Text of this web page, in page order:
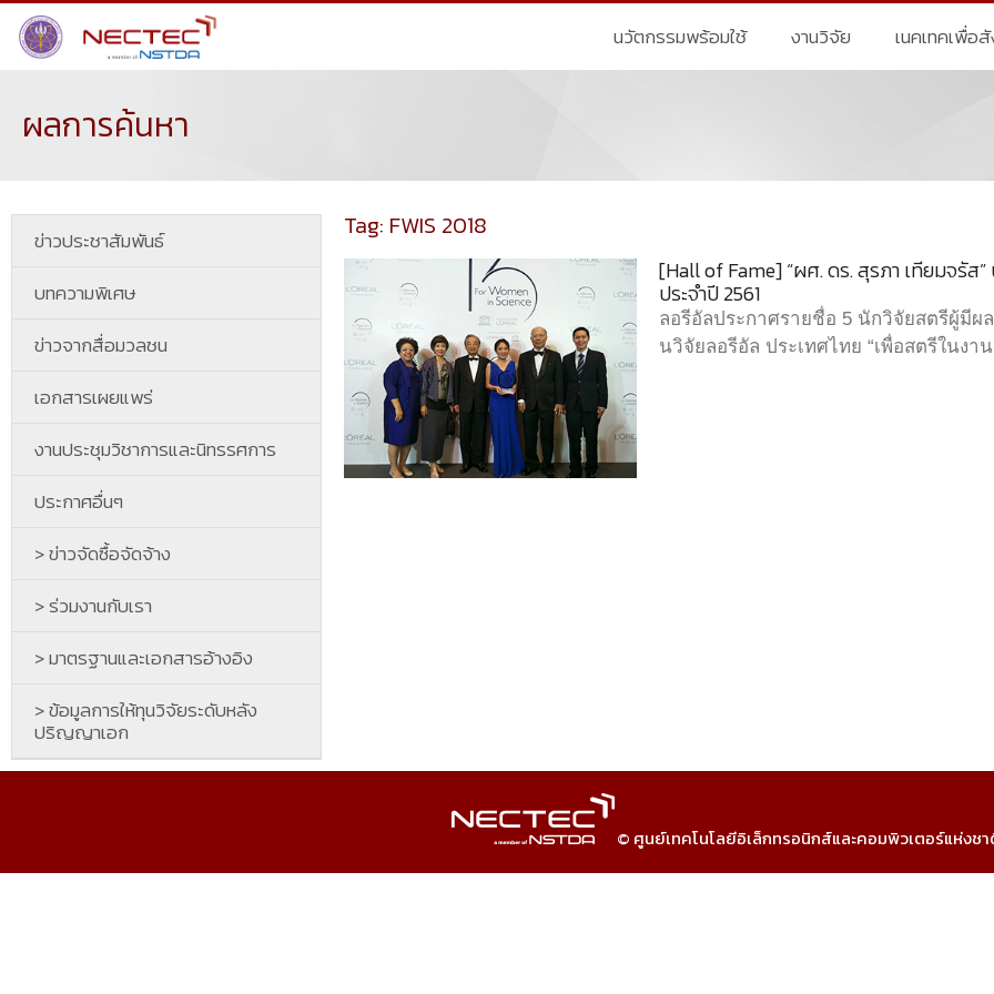
นวัตกรรมพร้อมใช้ งานวิจัย เนคเทคเพื่อ
ผลการค้นหา
ข่าวประชาสัมพันธ์
บทความพิเศษ
ข่าวจากสื่อมวลชน
เอกสารเผยแพร่
งานประชุมวิชาการและนิทรรศการ
ประกาศอื่นๆ
> ข่าวจัดซื้อจัดจ้าง
> ร่วมงานกับเรา
> มาตรฐานและเอกสารอ้างอิง
> ข้อมูลการให้ทุนวิจัยระดับหลัง
ปริญญาเอก
Tag: FWIS 2018
[Hall of Fame] “ผศ. ดร. สุรภา เทียมจรั
ประจำปี 2561
ลอรีอัลประกาศรายชื่อ 5 นักวิจัยสตรีผู้มี
นวิจัยลอรีอัล ประเทศไทย “เพื่อสตรีในงา
© ศูนย์เทคโนโลยีอิเล็กทรอนิกส์และคอมพิวเตอร์แห่งชา